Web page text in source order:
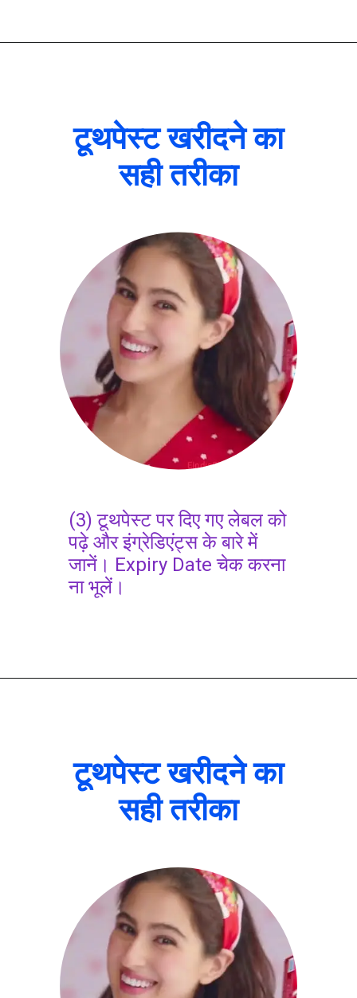
टूथपेस्ट खरीदने का
सही तरीका
(3) टूथपेस्ट पर दिए गए लेबल को
पढ़े और इंग्रेडिएंट्स के बारे में
जानें। Expiry Date चेक करना
ना भूलें।
टूथपेस्ट खरीदने का
सही तरीका